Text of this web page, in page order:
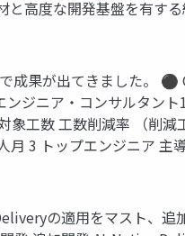
高度な開発基盤を有す
果が出てきました。 ⚫
ジニア・コンサルタント
工数 工数削減率 （削
3 トップエンジニア 主
の適用をマスト、追